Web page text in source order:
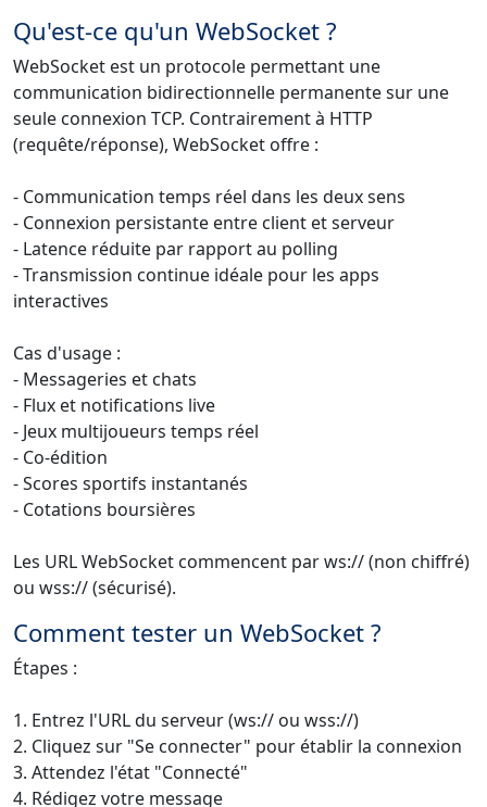
Qu'est-ce qu'un WebSocket ?
WebSocket est un protocole permettant une
communication bidirectionnelle permanente sur une
seule connexion TCP. Contrairement à HTTP
(requête/réponse), WebSocket offre :
- Communication temps réel dans les deux sens
- Connexion persistante entre client et serveur
- Latence réduite par rapport au polling
- Transmission continue idéale pour les apps
interactives
Cas d'usage :
- Messageries et chats
- Flux et notifications live
- Jeux multijoueurs temps réel
- Co-édition
- Scores sportifs instantanés
- Cotations boursières
Les URL WebSocket commencent par ws:// (non chiffré)
ou wss:// (sécurisé).
Comment tester un WebSocket ?
Étapes :
1. Entrez l'URL du serveur (ws:// ou wss://)
2. Cliquez sur "Se connecter" pour établir la connexion
3. Attendez l'état "Connecté"
4. Rédigez votre message